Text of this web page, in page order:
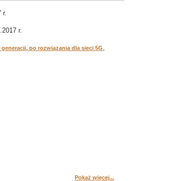
r.
r.
po rozwiązania dla sieci 5G,
Pokaż więcej...